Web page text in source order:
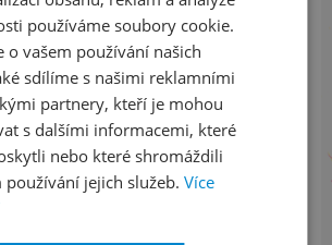
NEWSLETTER
nás na sociálních sítích
LinkedIn
flickr
ENGLISH
používáme soubory cookie.
o vašem používání našich
sdílíme s našimi reklamními
partnery, kteří je mohou
s dalšími informacemi, které
nebo které shromáždili
používání jejich služeb. Více